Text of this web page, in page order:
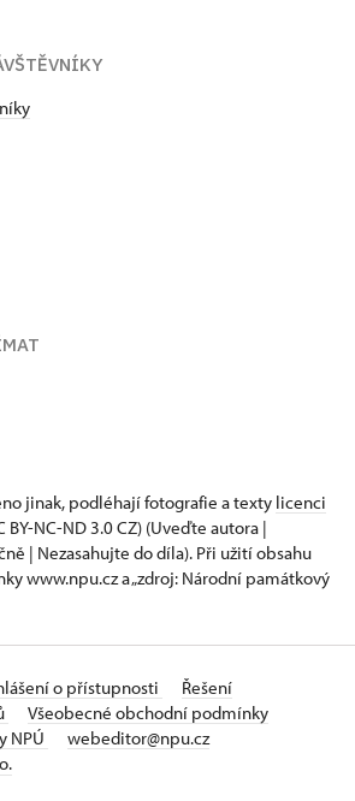
jinak, podléhají fotografie a texty licenci
BY-NC-ND 3.0 CZ) (Uveďte autora |
| Nezasahujte do díla). Při užití obsahu
www.npu.cz a „zdroj: Národní památkový
o přístupnosti
Řešení
Všeobecné obchodní podmínky
NPÚ
webeditor@npu.cz